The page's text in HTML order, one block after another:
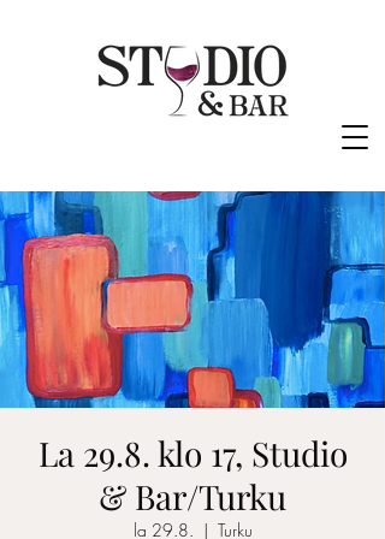
La 29.8. klo 17, Studio
& Bar/Turku
la 29.8.
  |
Turku